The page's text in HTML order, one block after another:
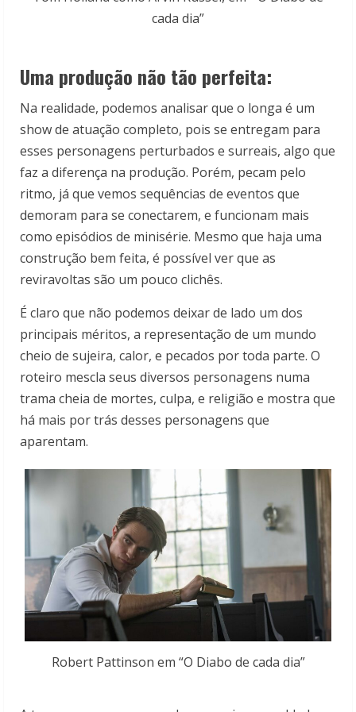
cada dia”
Uma produção não tão perfeita:
Na realidade, podemos analisar que o longa é um
show de atuação completo, pois se entregam para
esses personagens perturbados e surreais, algo que
faz a diferença na produção. Porém, pecam pelo
ritmo, já que vemos sequências de eventos que
demoram para se conectarem, e funcionam mais
como episódios de minisérie. Mesmo que haja uma
construção bem feita, é possível ver que as
reviravoltas são um pouco clichês.
É claro que não podemos deixar de lado um dos
principais méritos, a representação de um mundo
cheio de sujeira, calor, e pecados por toda parte. O
roteiro mescla seus diversos personagens numa
trama cheia de mortes, culpa, e religião e mostra que
há mais por trás desses personagens que
aparentam.
Robert Pattinson em “O Diabo de cada dia”